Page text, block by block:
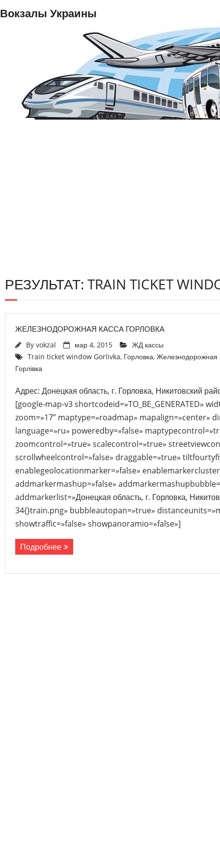
Вокзалы Украины
РЕЗУЛЬТАТ: TRAIN TICKET
ЖЕЛЕЗНОДОРОЖНАЯ КАССА ГОРЛОВКА
By vokzal мар 4, 2015
ЖД кассы
Train ticket window Gorlivka, Горловка, Железнодорожная
Горлівка
Адрес: Донецкая область, г. Горловка, Никитовский
[google-map-v3 shortcodeid=»TO_BE_GENERATED»
zoom=»17″ maptype=»roadmap» mapalign=»center»
language=»ru» poweredby=»false»
zoomcontrol=»true» scalecontrol=»true»
scrollwheelcontrol=»false» draggable=»true»
enablegeolocationmarker=»false»
addmarkermashup=»false»
addmarkerlist=»Донецкая область, г. Горловка,
34{}train.png» bubbleautopan=»true»
showtraffic=»false» showpanoramio=»false»]
Подробнее